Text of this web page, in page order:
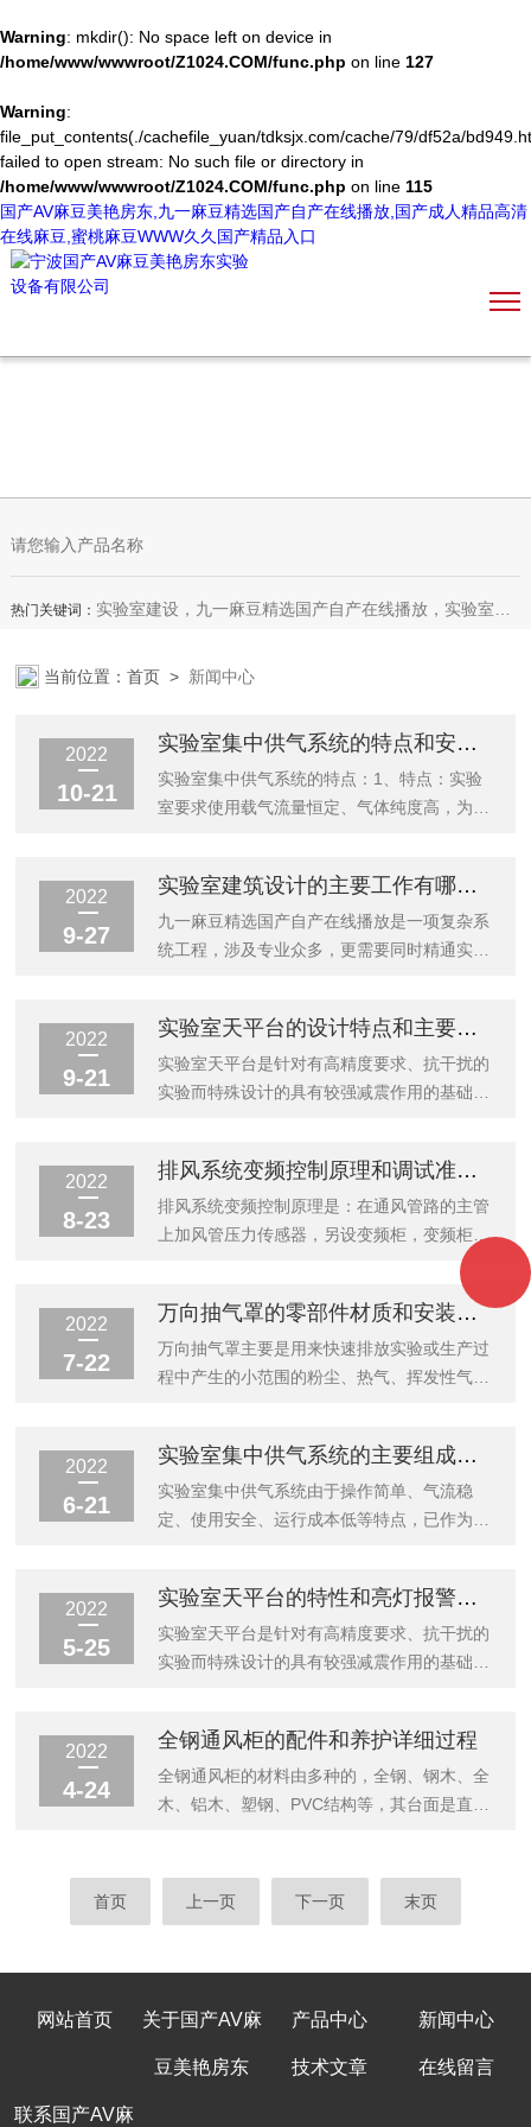
Warning: mkdir(): No space left on device in
/home/www/wwwroot/Z1024.COM/func.php on line 127
Warning:
file_put_contents(./cachefile_yuan/tdksjx.com/cache/79/df52a/
failed to open stream: No such file or directory in
/home/www/wwwroot/Z1024.COM/func.php on line 115
国产AV麻豆美艳房东,九一麻豆精选国产自产在线播放,国产成人精品高清
在线麻豆,蜜桃麻豆WWW久久国产精品入口
热门关键词： 实验室建设，九一麻豆精选国产自产在线播放，实验室整体设计规划，装饰装修，实验室家具，恒温恒湿室，微生物室，无尘车间，理化生设备
当前位置：首页 > 新闻中心
2022
10-21
实验室集中供气系统的特点和安全技术要求
实验室集中供气系统的特点：1、特点：实验
室要求使用载气流量恒定、气体纯度高，为实
省有限的实验室空间，更换钢瓶时不需要切断
气体，保证气体的连续供应。使用者只需管理
较少的钢瓶，支付较少的钢瓶租金，因为使用
气体公司的空瓶中的余气量，以及良好的钢瓶
管理。3、使用率：可以将气体出口放置在使
用点处，这样的话可以更合理的设计工作场
2022
9-27
实验室建筑设计的主要工作有哪些，一起来了解下吧
九一麻豆精选国产自产在线播放是一项复杂系
统工程，涉及专业众多，更需要同时精通实验
合理的仪器设备与实验家具。实验室的总体规
划设计包括实验室合理布局和平面设计，以及
强弱电、给排水、供气、通风、空调、空气净
局中的各栋建筑物的相互关系以及生活区采用
什么方式解决；(2)各类实验楼的工艺布局及
工艺流程；(3)平面组合的几种可能性，建设
2022
9-21
实验室天平台的设计特点和主要用途说明
实验室天平台是针对有高精度要求、抗干扰的
实验而特殊设计的具有较强减震作用的基础配
用中的干扰、抵抗地球自然运动时对使用中的
干扰、抵抗天气自然变化时对使用中的干扰；
确保在实验过程中的准确性。天平台设计为三
级减震，即：台身、台面、台面与仪器；减震
级别为十万分之一。实验室天平台的设计特
点：1、台面：采用黑色环氧树脂板；具有耐
强酸碱、耐腐蚀、耐冲击、韧性强、耐高温等
特点。2、柜体：需要有踢脚板，黑色橡胶或
2022
8-23
排风系统变频控制原理和调试准备工作介绍
排风系统变频控制原理是：在通风管路的主管
上加风管压力传感器，另设变频柜，变频柜里
安装变频控制器，通过初设一个风管压力值，
由变频控制柜对系统风量进行控制。当有一部
分通风设备不使用时，通风主管的压力产生变
化，这时压力传感器检测到压力变化后，它将
这种压力变化转换为0~10V的电压信号，传递
频率，由于变频器的频率变化，产生的电流变
化控制风机的转速，以达到降低风机的排风的
目的。变频调速是一种较成熟的技术，它...
2022
7-22
万向抽气罩的零部件材质和安装使用方法
万向抽气罩主要是用来快速排放实验或生产过
程中产生的小范围的粉尘、热气、挥发性气
用高密度PP材质，可360度旋转调节方向。
2、关节密封圈：采用高密度材料生产不老化
耐腐蚀，安装在两个关节内，起到旋转及密封
接杆采用不锈钢材质。6、关节松紧旋钮：高
密度PP材质，内嵌铜制螺母与关节连接杆锁
合。7、气流调节阀：气流调节扭与挡风板
2022
6-21
实验室集中供气系统的主要组成部分和优点是怎样的
实验室集中供气系统由于操作简单、气流稳
定、使用安全、运行成本低等特点，已作为当
位、监控及报警等系统组成。实验室集中供气
系统的主要组成部分：1、实验室气体管道：
气体管路多采用不锈钢管、软管通过卡套式连
有减压器、球阀、针阀、直通、三通、等等。
实验室集中供气系统的优点：（1）稳压效果
好。可采用二级减压或多级减压方式获得较好
2022
5-25
实验室天平台的特性和亮灯报警方式介绍
实验室天平台是针对有高精度要求、抗干扰的
实验而特殊设计的具有较强减震作用的基础配
用中的干扰、抵抗地球自然运动时对使用中的
干扰、抵抗天气自然变化时对使用中的干扰；
确保在实验过程中的准确性。实验室天平台的
击、韧性强、耐高温等特点。2、全钢结构中
涂。...
2022
4-24
全钢通风柜的配件和养护详细过程
全钢通风柜的材料由多种的，全钢、钢木、全
木、铝木、塑钢、PVC结构等，其台面是直接
的工艺设备，在电子、化工、机械等行业，及
于保护操作人员和试验产品。全钢通风柜的配
碱、耐腐蚀。通风柜里面配件（单口七字水龙
头）由黄铜构成并安装在内部。控制面板：采
首页 上一页 下一页 末页
网站首页 关于国产AV麻
豆美艳房东
产品中心 新闻中心
技术文章 在线留言
联系国产AV麻